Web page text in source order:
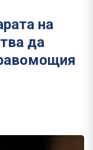
на
да